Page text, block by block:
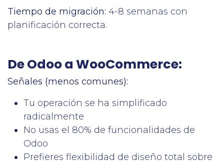
Tiempo de migración: 4-8 semanas con
planificación correcta.
De Odoo a WooCommerce:
Señales (menos comunes):
Tu operación se ha simplificado
radicalmente
No usas el 80% de funcionalidades de
Odoo
Prefieres flexibilidad de diseño total sobre